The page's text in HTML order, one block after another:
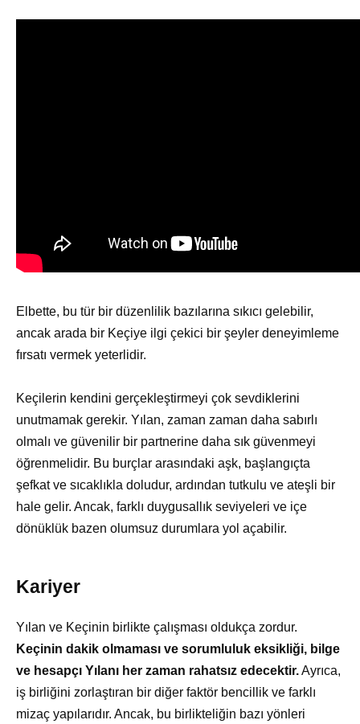
Elbette, bu tür bir düzenlilik bazılarına sıkıcı gelebilir,
ancak arada bir Keçiye ilgi çekici bir şeyler deneyimleme
fırsatı vermek yeterlidir.
Keçilerin kendini gerçekleştirmeyi çok sevdiklerini
unutmamak gerekir. Yılan, zaman zaman daha sabırlı
olmalı ve güvenilir bir partnerine daha sık güvenmeyi
öğrenmelidir. Bu burçlar arasındaki aşk, başlangıçta
şefkat ve sıcaklıkla doludur, ardından tutkulu ve ateşli bir
hale gelir. Ancak, farklı duygusallık seviyeleri ve içe
dönüklük bazen olumsuz durumlara yol açabilir.
Kariyer
Yılan ve Keçinin birlikte çalışması oldukça zordur.
Keçinin dakik olmaması ve sorumluluk eksikliği, bilge
ve hesapçı Yılanı her zaman rahatsız edecektir.Ayrıca,
iş birliğini zorlaştıran bir diğer faktör bencillik ve farklı
mizaç yapılarıdır. Ancak, bu birlikteliğin bazı yönleri